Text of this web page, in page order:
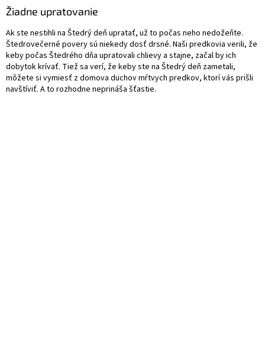
Žiadne upratovanie
Ak ste nestihli na Štedrý deň upratať, už to počas neho nedožeňte.
Štedrovečerné povery sú niekedy dosť drsné. Naši predkovia verili, že
keby počas Štedrého dňa upratovali chlievy a stajne, začal by ich
dobytok krívať. Tiež sa verí, že keby ste na Štedrý deň zametali,
môžete si vymiesť z domova duchov mŕtvych predkov, ktorí vás prišli
navštíviť. A to rozhodne neprináša šťastie.